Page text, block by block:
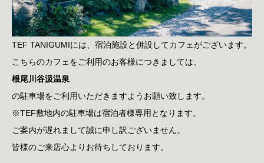
TEF TANIGUMIには、宿泊施設と併設してカフェがございます。
こちらのカフェをご利用のお客様につきましては、
根尾川谷汲温泉
の駐車場をご利用いただきますようお願い致します。
※TEF敷地内の駐車場は宿泊者様専用となります。
ご案内が遅れまして誠に申し訳ございません。
皆様のご来店心よりお待ちしております。